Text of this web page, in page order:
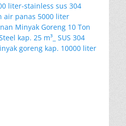
liter-stainless sus 304
air panas 5000 liter
Minyak Goreng 10 Ton
kap. 25 m³_ SUS 304
goreng kap. 10000 liter